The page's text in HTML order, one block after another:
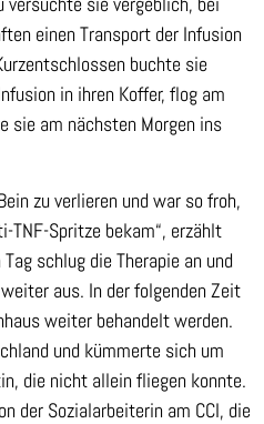
einen Transport der Infusion
buchte sie
in ihren Koffer, flog am
sie am nächsten Morgen ins
zu verlieren und war so froh,
TNF-Spritze bekam“, erzählt
schlug die Therapie an und
aus. In der folgenden Zeit
weiter behandelt werden.
und kümmerte sich um
die nicht allein fliegen konnte.
der Sozialarbeiterin am CCI, die